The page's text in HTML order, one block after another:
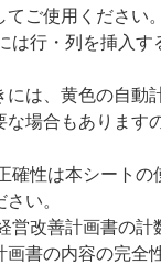
ご使用ください。
は行・列を挿入す
は、黄色の自動
な場合もあります
確性は本シートの
い。
営改善計画書の計
画書の内容の完全